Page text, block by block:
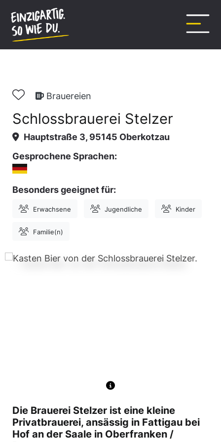
springen
Brauereien
Schlossbrauerei Stelzer
Hauptstraße 3, 95145 Oberkotzau
Gesprochene Sprachen:
Besonders geeignet für:
Erwachsene Jugendliche Kinder
Familie(n)
Die Brauerei Stelzer ist eine kleine
Privatbrauerei, ansässig in Fattigau bei
Hof an der Saale in Oberfranken /